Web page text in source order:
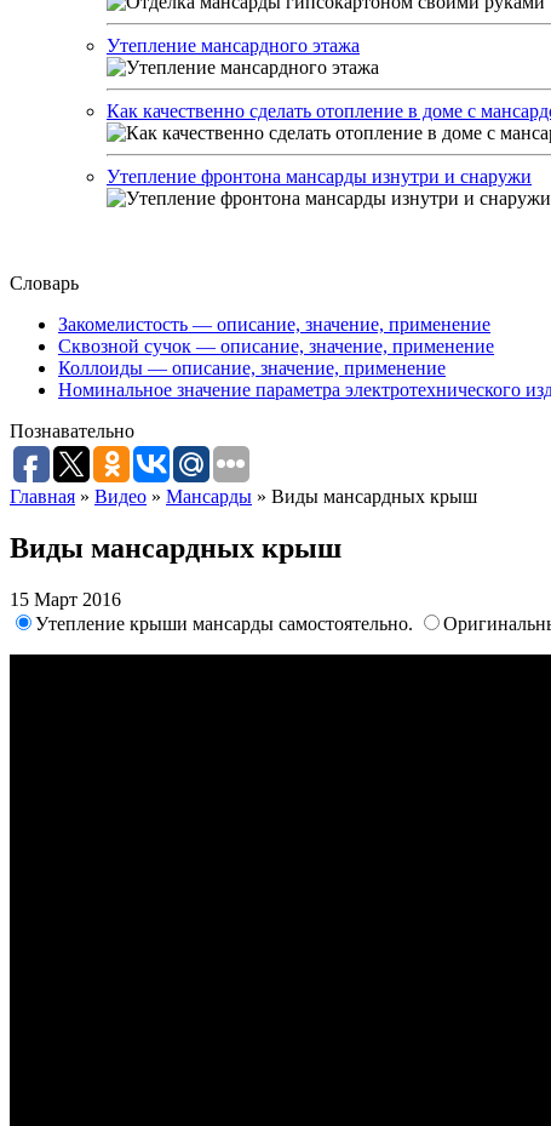
Утепление мансардного этажа
Как качественно сделать отопление в доме с
Утепление фронтона мансарды изнутри и снаружи
Словарь
Закомелистость — описание, значение, применение
Сквозной сучок — описание, значение, применение
Коллоиды — описание, значение, применение
Номинальное значение параметра электротехнического
Познавательно
Главная » Видео » Мансарды » Виды мансардных крыш
Виды мансардных крыш
15 Март 2016
Утепление крыши мансарды самостоятельно.